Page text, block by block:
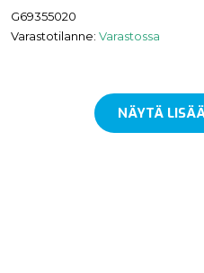
G69355020
Varastotilanne: Varastossa
NÄYTÄ